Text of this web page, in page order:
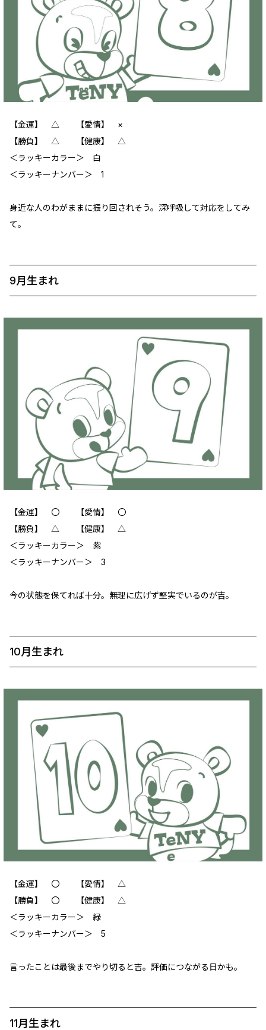
【金運】 ‪△ 【愛情】 ×
【勝負】 △ 【健康】 ‪△
＜ラッキーカラー＞ 白
＜ラッキーナンバー＞ 1
身近な人のわがままに振り回されそう。深呼吸して対応をしてみ
て。
9月生まれ
【金運】 〇 【愛情】 〇
【勝負】 △ 【健康】 △
＜ラッキーカラー＞ 紫
＜ラッキーナンバー＞ 3
今の状態を保てれば十分。無理に広げず堅実でいるのが吉。
10月生まれ
【金運】 〇 【愛情】 △
【勝負】 〇 【健康】 △
＜ラッキーカラー＞ 緑
＜ラッキーナンバー＞ 5
言ったことは最後までやり切ると吉。評価につながる日かも。
11月生まれ